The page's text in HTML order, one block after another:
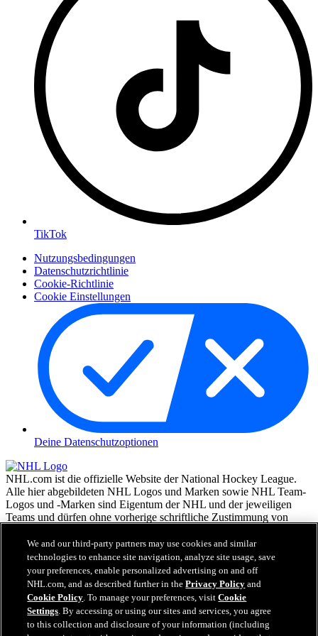
TikTok
Nutzungsbedingungen
Datenschutzrichtlinie
Cookie-Richtlinie
Cookie Einstellungen
Deine Datenschutzoptionen
NHL.com ist die offizielle Website der National Hockey League.
Alle hier abgebildeten NHL Logos und Marken sowie NHL Team-
Logos und -Marken sind Eigentum der NHL und der jeweiligen
Teams und dürfen ohne vorherige schriftliche Zustimmung von
Alle Rechte vorbehalten. Alle NHL Team-Trikots, die mit den
Namen und Nummern der NHL Spieler versehen sind, sind offiziell
von der NHL und der NHLPA lizenziert. Die Wortmarke Zamboni
und die Konfiguration der Zamboni Eismaschine sind eingetragene
Warenzeichen von Frank J. Zamboni & Co., Inc.© Frank J.
Zamboni & Co., Inc. 2026. Alle Rechte vorbehalten. Alle andere
Warenzeichen oder Copyrights Dritter sind Eigentum der jeweiligen
Inhaber. Alle Rechte vorbehalten.
We and our third-party partners may use cookies and similar
technologies to enhance site navigation, analyze site usage, save
your preferences, enable personalized advertising on and off
NHL.com, and as described further in thePrivacy Policy and
Cookie Policy. To manage your preferences, visitCookie
Settings. By accessing or using our sites and services, you agree
to this collection and disclosure of your information (including